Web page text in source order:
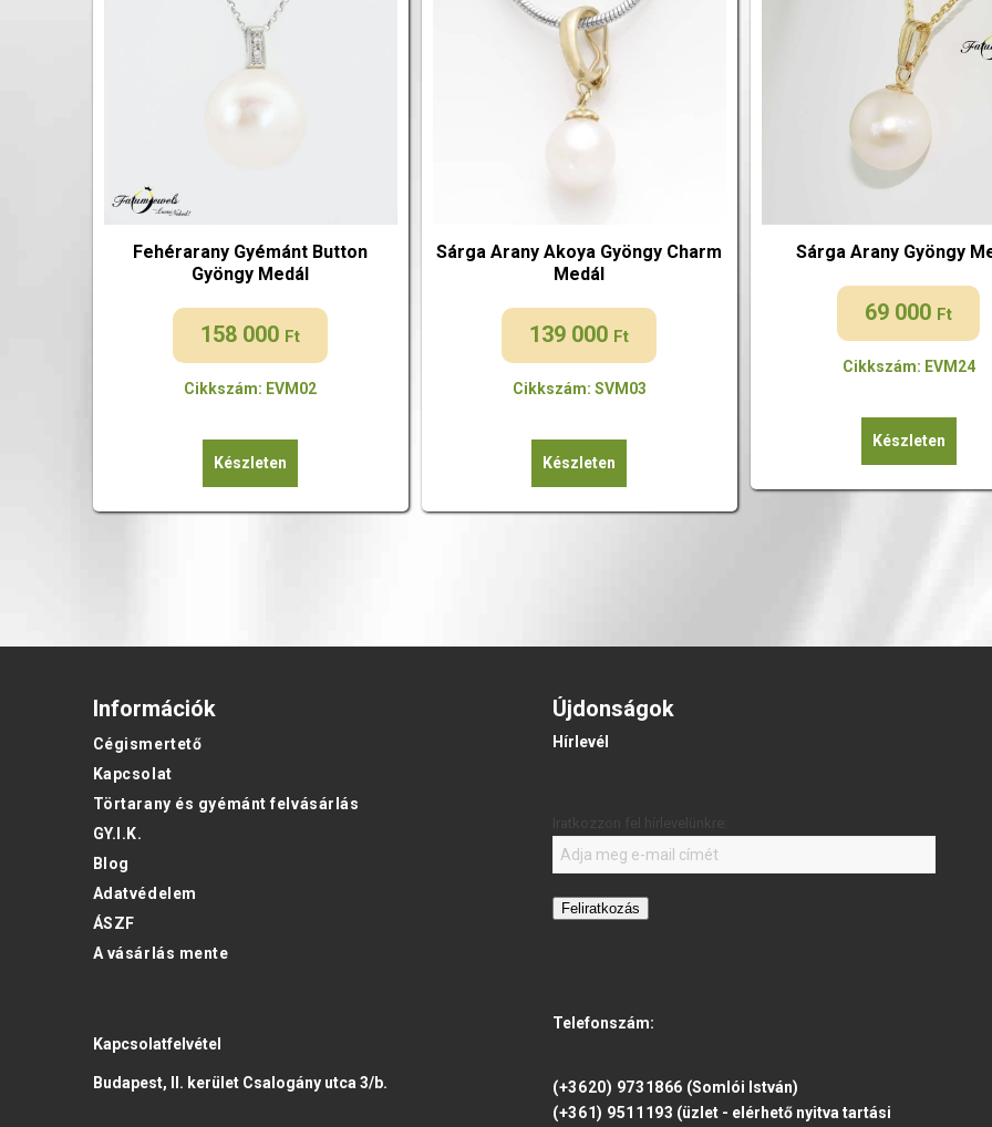
Fehérarany Gyémánt Button
Gyöngy Medál
158 000 Ft
Cikkszám: EVM02
Készleten
Sárga Arany Akoya Gyöngy Charm
Medál
139 000 Ft
Cikkszám: SVM03
Készleten
Sárga Arany Gyöngy
69 000 Ft
Cikkszám: EVM24
Készleten
Információk
Cégismertető
Kapcsolat
Törtarany és gyémánt felvásárlás
GY.I.K.
Blog
Adatvédelem
ÁSZF
A vásárlás mente
Kapcsolatfelvétel
Budapest, II. kerület Csalogány utca 3/b.
Újdonságok
Hírlevél
Feliratkozás
Telefonszám:
(+3620) 9731866 (Somlói István)
(+361) 9511193 (üzlet - elérhető nyitva tartási